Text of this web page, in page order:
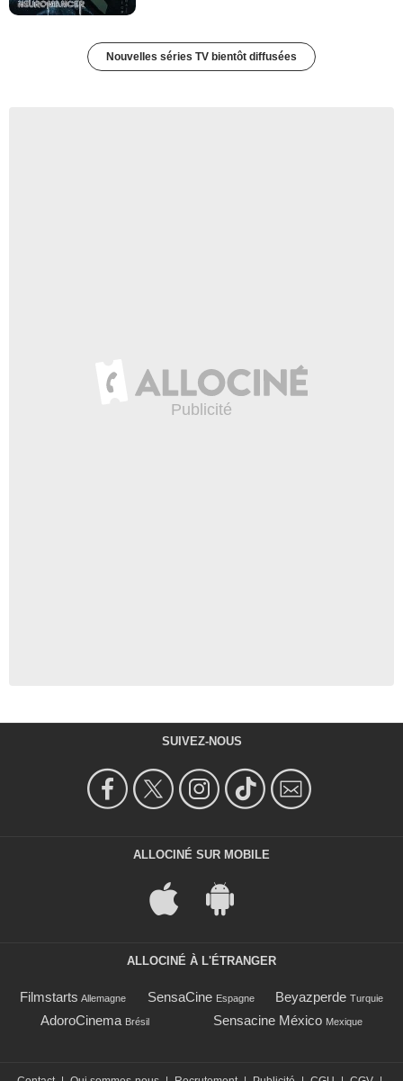
Nouvelles séries TV bientôt diffusées
SUIVEZ-NOUS
ALLOCINÉ SUR MOBILE
ALLOCINÉ À L'ÉTRANGER
Filmstarts Allemagne SensaCine Espagne Beyazperde Turquie
AdoroCinema Brésil Sensacine México Mexique